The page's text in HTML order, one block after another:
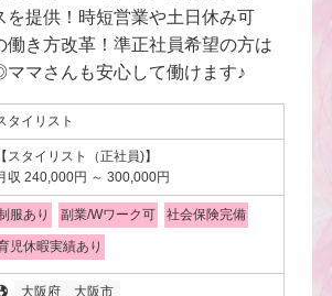
を提供！時短営業や土日休み可
働き方改革！準正社員希望の方は
マさんも安心して働けます♪
タイリスト
【スタイリスト（正社員)】
収 240,000円 ～ 300,000円
服あり 副業/Wワーク可 社会保険完備
児休暇実績あり
大阪府 大阪市